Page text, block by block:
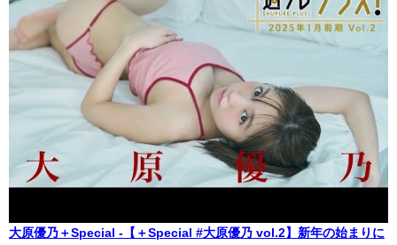
大原優乃＋Special -【＋Special #大原優乃 vol.2】新年の始まりに